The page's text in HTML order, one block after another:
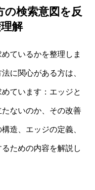
検索意図を反
解
ているかを整理しま
に関心がある方は、
ています：エッジと
ないのか、その改善
造、エッジの定義、
ための内容を解説し